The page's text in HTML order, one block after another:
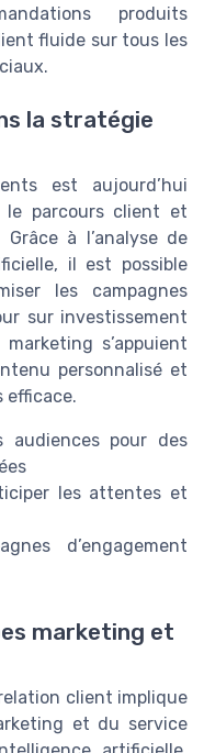
produits
fluide sur tous les
la stratégie
est aujourd’hui
le parcours client et
à l’analyse de
il est possible
les campagnes
sur investissement
s’appuient
personnalisé et
efficace.
audiences pour des
les attentes et
d’engagement
marketing et
client implique
et du service